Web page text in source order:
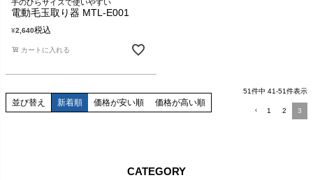
手のひらサイズで使いやすい
電動毛玉取り器 MTL-E001
¥2,640税込
カートに入れる
並び替え 新着順 価格が安い順 価格が高い順
51件中 41-51件表示
1 2 3
CATEGORY